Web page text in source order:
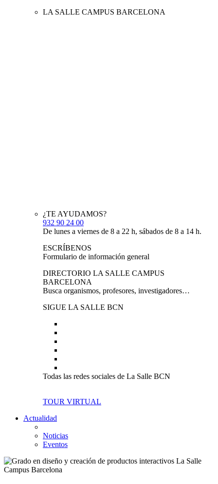
LA SALLE CAMPUS BARCELONA
¿TE AYUDAMOS?
932 90 24 00
De lunes a viernes de 8 a 22 h, sábados de 8 a 14 h.
ESCRÍBENOS
Formulario de información general
DIRECTORIO LA SALLE CAMPUS
BARCELONA
Busca organismos, profesores, investigadores…
SIGUE LA SALLE BCN
Todas las redes sociales de La Salle BCN
TOUR VIRTUAL
Actualidad
Noticias
Eventos